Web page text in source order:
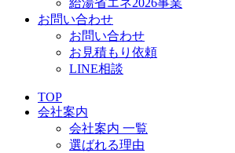
お問い合わせ
お問い合わせ
お見積もり依頼
LINE相談
TOP
会社案内
会社案内 一覧
選ばれる理由